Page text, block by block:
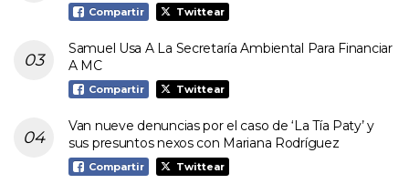
Compartir Twittear
Samuel Usa A La Secretaría Ambiental Para Financiar
A MC
Compartir Twittear
Van nueve denuncias por el caso de ‘La Tía Paty’ y
sus presuntos nexos con Mariana Rodríguez
Compartir Twittear